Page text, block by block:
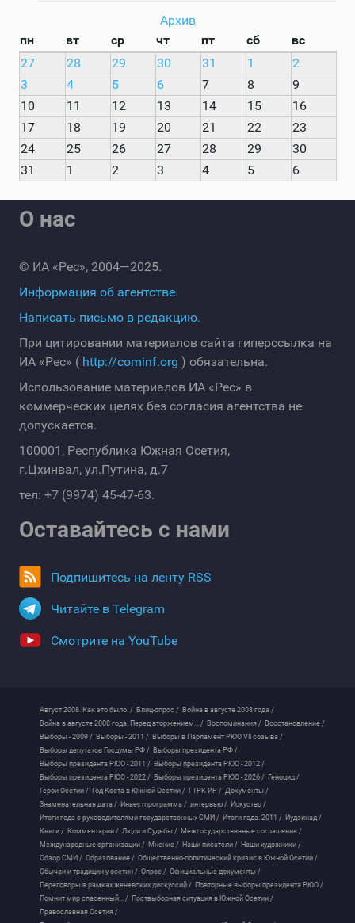
Архив
пн
вт ср чт пт сб
вс
27
28 29 30 31 1
2
3
4 5 6 7 8
9
10
11 12 13 14 15
16
17
18 19 20 21 22
23
24
25 26 27 28 29
30
31
1 2 3 4 5 6
О нас
© ИА «Рес», 2004—2025.
Информация об агентстве.
Написать письмо в редакцию.
При цитировании материалов сайта гиперссылка на
ИА «Рес» ( http://cominf.org ) обязательна.
Использование материалов ИА «Рес» в
коммерческих целях без согласия агентства не
допускается.
100001, Республика Южная Осетия,
г.Цхинвал, ул.Путина, д.7
тел: +7 (9974) 45-47-63.
Оставайтесь с нами
Подпишитесь на ленту RSS
Читайте в Telegram
Смотрите на YouTube
Август 2008. Как это было. / Блиц-опрос / Война в августе 2008 года /
Война в августе 2008 года. Перед вторжением... / Воспоминания / Восстановление /
Выборы - 2009 / Выборы - 2011 / Выборы в Парламент РЮО VII созыва /
Выборы депутатов Госдумы РФ / Выборы президента РФ /
Выборы президента РЮО - 2011 / Выборы президента РЮО - 2012 /
Выборы президента РЮО - 2022 / Выборы президента РЮО - 2026 / Геноцид /
Герои Осетии / Год Коста в Южной Осетии / ГТРК ИР / Документы /
Знаменательная дата / Инвестпрограмма / интервью / Искуство /
Итоги года с руководителями государственных СМИ / Итоги года. 2011 / Иудзинад /
Книги / Комментарии / Люди и Судьбы / Межгосударственные соглашения /
Международные организации / Мнение / Наши писатели / Наши художники /
Обзор СМИ / Образование / Общественно-политический кризис в Южной Осетии /
Обычаи и традиции у осетин / Опрос / Официальные документы /
Переговоры в рамках женевских дискуссий / Повторные выборы президента РЮО /
Помнит мир спасенный... / Поствыборная ситуация в Южной Осетии /
Православная Осетия /